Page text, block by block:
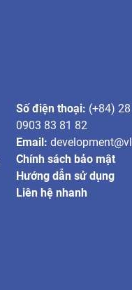
Số điện thoại: (+84)
0903 83 81 82
Email:
Chính sách bảo mật
Hướng dẫn sử dụng
Liên hệ nhanh